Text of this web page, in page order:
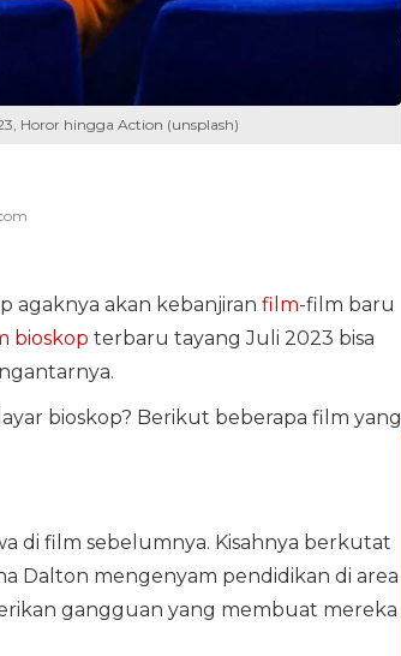
Horor hingga Action (unsplash)
agaknya akan kebanjiran film-film baru
bioskop terbaru tayang Juli 2023 bisa
bioskop? Berikut beberapa film yang
di film sebelumnya. Kisahnya berkutat
Dalton mengenyam pendidikan di area
gangguan yang membuat mereka